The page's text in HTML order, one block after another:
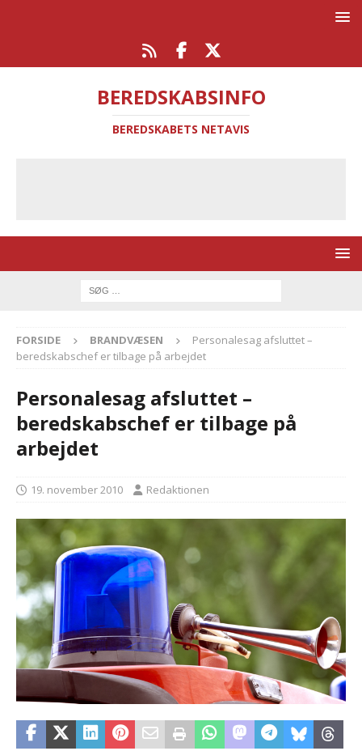
BEREDSKABSINFO
BEREDSKABETS NETAVIS
FORSIDE BRANDVÆSEN
Personalesag afsluttet –
beredskabschef er tilbage på arbejdet
Personalesag afsluttet –
beredskabschef er tilbage på
arbejdet
19. november 2010 Redaktionen